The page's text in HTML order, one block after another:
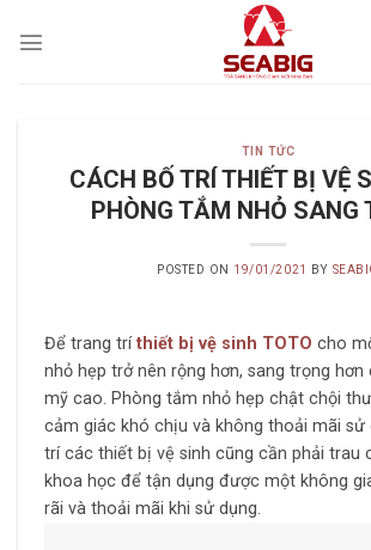
TIN TỨC
CÁCH BỐ TRÍ THIẾT BỊ VỆ
PHÒNG TẮM NHỎ SANG
POSTED ON 19/01/2021 BY
Để trang tríthiết bị vệ sinh TOTO cho
nhỏ hẹp trở nên rộng hơn, sang trọng
mỹ cao. Phòng tắm nhỏ hẹp chật chội
cảm giác khó chịu và không thoải mãi sử
trí các thiết bị vệ sinh cũng cần phải trau
khoa học để tận dụng được một không
rãi và thoải mãi khi sử dụng.